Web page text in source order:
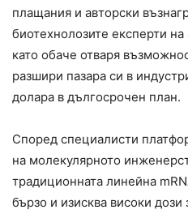
плащания и авторски
биотехнолозите експерти
като обаче отваря
разшири пазара си в
долара в дългосрочен план.
Според специалисти
на молекулярното
традиционната линейна
бързо и изисква високи дози